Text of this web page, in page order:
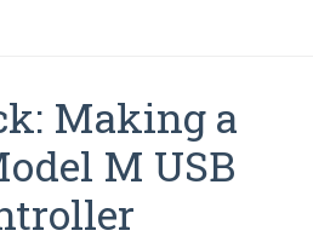
Making a
M USB